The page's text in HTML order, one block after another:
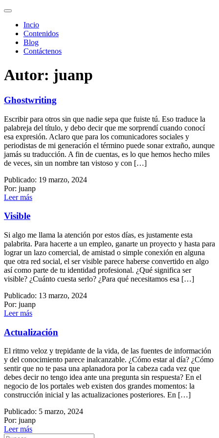
Incio
Contenidos
Blog
Contáctenos
Autor: juanp
Ghostwriting
Escribir para otros sin que nadie sepa que fuiste tú. Eso traduce la
palabreja del título, y debo decir que me sorprendí cuando conocí
esa expresión. Aclaro que para los comunicadores sociales y
periodistas de mi generación el término puede sonar extraño, aunque
jamás su traducción. A fin de cuentas, es lo que hemos hecho miles
de veces, sin un nombre tan vistoso y con […]
Publicado: 19 marzo, 2024
Por: juanp
Leer más
Visible
Si algo me llama la atención por estos días, es justamente esta
palabrita. Para hacerte a un empleo, ganarte un proyecto y hasta para
lograr un lazo comercial, de amistad o simple conexión en alguna
que otra red social, el ser visible parece haberse convertido en algo
así como parte de tu identidad profesional. ¿Qué significa ser
visible? ¿Cuánto cuesta serlo? ¿Para qué necesitamos esa […]
Publicado: 13 marzo, 2024
Por: juanp
Leer más
Actualización
El ritmo veloz y trepidante de la vida, de las fuentes de información
y del conocimiento parece inalcanzable. ¿Cómo estar al día? ¿Cómo
sentir que no te pasa una aplanadora por la cabeza cada vez que
debes decir no tengo idea ante una pregunta sin respuesta? En el
negocio de los portales web existen dos grandes momentos: la
construcción inicial y las actualizaciones posteriores. En […]
Publicado: 5 marzo, 2024
Por: juanp
Leer más